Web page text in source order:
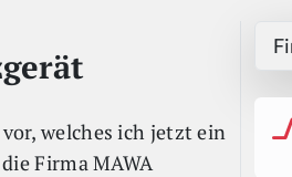
welches ich jetzt ein
Firma MAWA